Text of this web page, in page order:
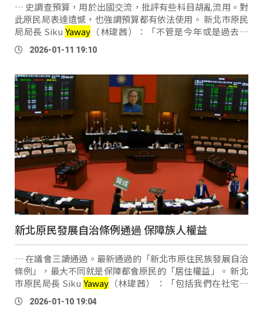
… 史調查預算，用於出國交流，批評有些科目胡亂流用。對
此原民局表達遺憾，也強調預算都有依法使用。 新北市原民
局局長 Siku Yaway （林瑋茜）：「不管是今年或是過去幾
年，我們其實在預算的，計畫跟科目上的使用，都有按照預
算法的規定來做。如果有做流用 …
2026-01-11 19:10
新北原民發展自治條例通過 保障族人權益
… 在議會三讀通過。最新通過的「新北市原住民族發展自治
條例」，最大不同就是保障都會原民的「居住權益」。 新北
市原民局長 Siku Yaway （林瑋茜） ：「包括我們在社宅的
興建上面，還有我們的租金補貼，還有我們的族人住宅修繕
等等，這些居住權益上面都有更進 …
2026-01-10 19:04